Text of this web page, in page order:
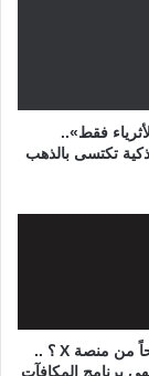
فقط»..
تكتسى بالذهب
هل تتلقى أرباحاً من منصة X ؟ ..
برنامج المكافآت